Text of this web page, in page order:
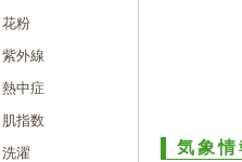
花粉
紫外線
熱中症
肌指数
洗濯
気象情